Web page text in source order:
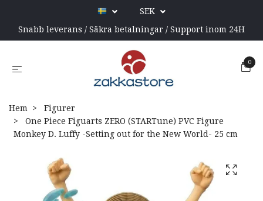
SEK
Snabb leverans / Säkra betalningar / Support inom 24H
0
Hem
Figurer
One Piece Figuarts ZERO (STARTune) PVC Figure
Monkey D. Luffy -Setting out for the New World- 25 cm